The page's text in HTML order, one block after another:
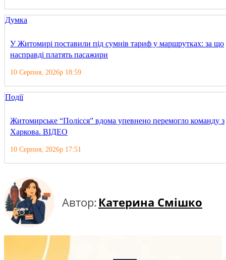
Думка
У Житомирі поставили під сумнів тариф у маршрутках: за що
насправді платять пасажири
10 Серпня, 2026р 18:59
Події
Житомирське “Полісся” вдома упевнено перемогло команду з
Харкова. ВІДЕО
10 Серпня, 2026р 17:51
Автор: Катерина Смішко